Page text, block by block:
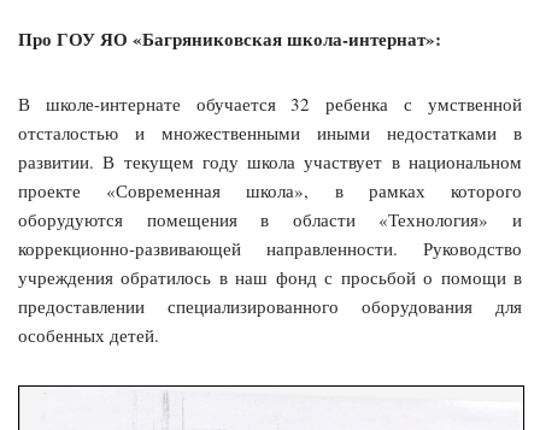
Про ГОУ ЯО «Багряниковская школа-интернат»:
В школе-интернате обучается 32 ребенка с умственной
отсталостью и множественными иными недостатками в
развитии. В текущем году школа участвует в национальном
проекте «Современная школа», в рамках которого
оборудуются помещения в области «Технология» и
коррекционно-развивающей направленности. Руководство
учреждения обратилось в наш фонд с просьбой о помощи в
предоставлении специализированного оборудования для
особенных детей.